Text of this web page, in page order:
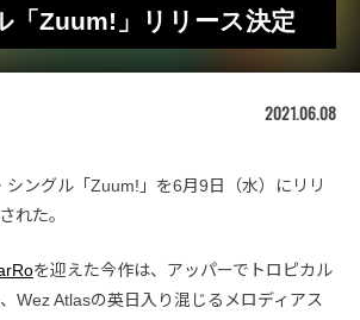
「Zuum!」リリース決定
2021.06.08
シングル「Zuum!」を6月9日（水）にリリ
れた。
を迎えた今作は、アッパーでトロピカル
Wez Atlasの英日入り混じるメロディアス